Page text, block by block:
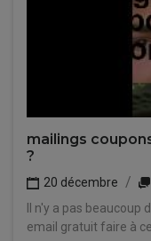
mailings
?
20 décembre
Il n'y a pas
email gratuit faire à